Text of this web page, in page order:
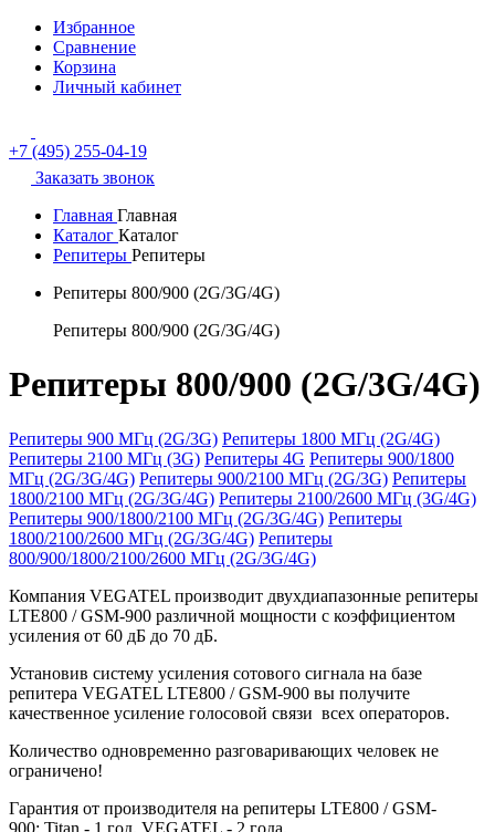
Избранное
Сравнение
Корзина
Личный кабинет
+7 (495) 255-04-19
Заказать звонок
Главная Главная
Каталог Каталог
Репитеры Репитеры
Репитеры 800/900 (2G/3G/4G)
Репитеры 800/900 (2G/3G/4G)
Репитеры 800/900 (2G/3G/4G)
Репитеры 900 МГц (2G/3G) Репитеры 1800 МГц (2G/4G)
Репитеры 2100 МГц (3G) Репитеры 4G Репитеры 900/1800
МГц (2G/3G/4G) Репитеры 900/2100 МГц (2G/3G) Репитеры
1800/2100 МГц (2G/3G/4G) Репитеры 2100/2600 МГц (3G/4G)
Репитеры 900/1800/2100 МГц (2G/3G/4G) Репитеры
1800/2100/2600 МГц (2G/3G/4G) Репитеры
800/900/1800/2100/2600 МГц (2G/3G/4G)
Компания VEGATEL производит двухдиапазонные репитеры
LTE800 / GSM-900 различной мощности с коэффициентом
усиления от 60 дБ до 70 дБ.
Установив систему усиления сотового сигнала на базе
репитера VEGATEL LTE800 / GSM-900 вы получите
качественное усиление голосовой связи всех операторов.
Количество одновременно разговаривающих человек не
ограничено!
Гарантия от производителя на репитеры LTE800 / GSM-
900: Titan - 1 год, VEGATEL - 2 года.